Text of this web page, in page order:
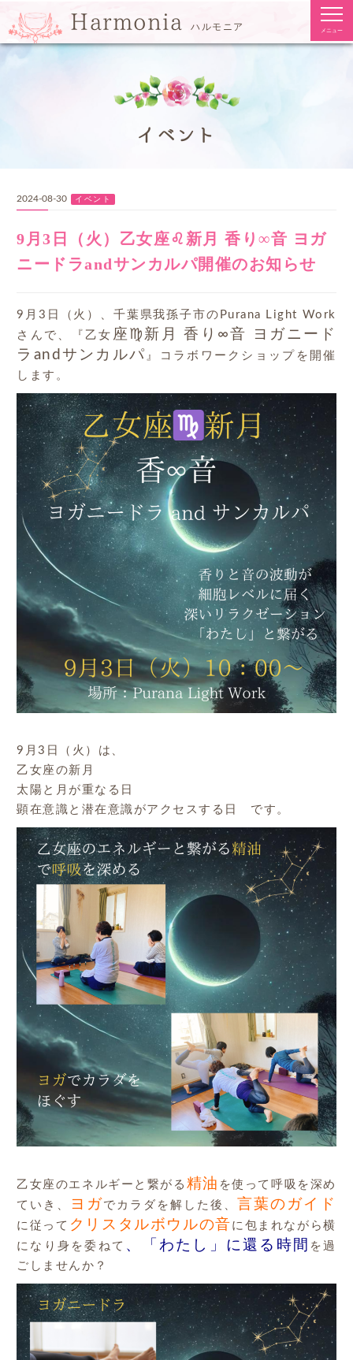
Harmonia ハルモニア メニュー
イベント
2024-08-30 イベント
9月3日（火）乙女座♌新月 香り∞音 ヨガ
ニードラandサンカルパ開催のお知らせ
9月3日（火）、千葉県我孫子市のPurana Light Work
さんで、『乙女 座♍新月 香り∞音 ヨガニード
ラandサンカルパ 』コラボワークショップを開催
します。
9月3日（火）は、
乙女座の新月
太陽と月が重なる日
顕在意識と潜在意識がアクセスする日 です。
乙女座のエネルギーと繋がる 精油 を使って呼吸を深め
ていき、
ヨガ でカラダを解した後、 言葉のガイド
に従って クリスタルボウルの音 に包まれながら横
になり身を委ねて 、「わたし」に還る時間 を過
ごしませんか？